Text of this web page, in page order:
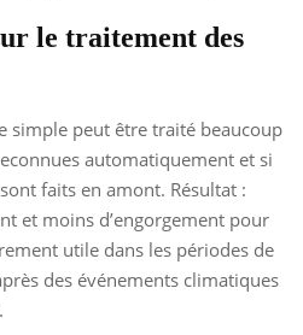
le traitement des
simple peut être traité beaucoup
automatiquement et si
faits en amont. Résultat :
et moins d’engorgement pour
utile dans les périodes de
des événements climatiques